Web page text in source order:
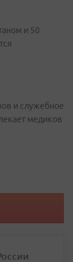
и 50
и служебное
медиков